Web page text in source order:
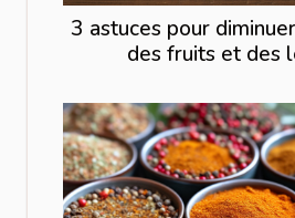
3 astuces pour
des fruits et des